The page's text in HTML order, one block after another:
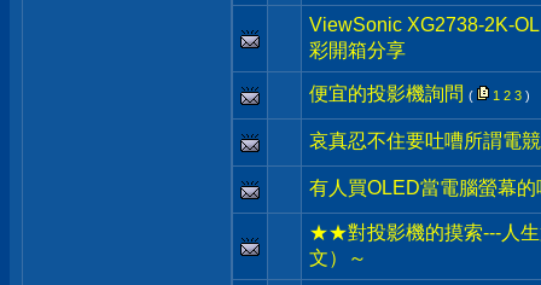
ViewSonic XG2738-2K-
彩開箱分享
便宜的投影機詢問 ( 1 2 3 )
哀真忍不住要吐嘈所謂電
有人買OLED當電腦螢幕的
★★對投影機的摸索---人生
文）～